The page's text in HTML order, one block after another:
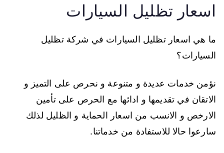
اسعار تظليل السيارات
ما هي اسعار تظليل السيارات في شركة تظليل
السيارات؟
نؤمن خدمات عديدة و متنوعة و نحرص على التميز و
الاتقان في تقديمها و ادائها مع الحرص على تأمين
الارخص و الانسب من اسعار الحماية و الظليل لذلك
سارعوا حالا للاستفادة من خدماتنا.